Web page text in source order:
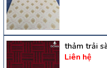
thảm trải
Liên hệ